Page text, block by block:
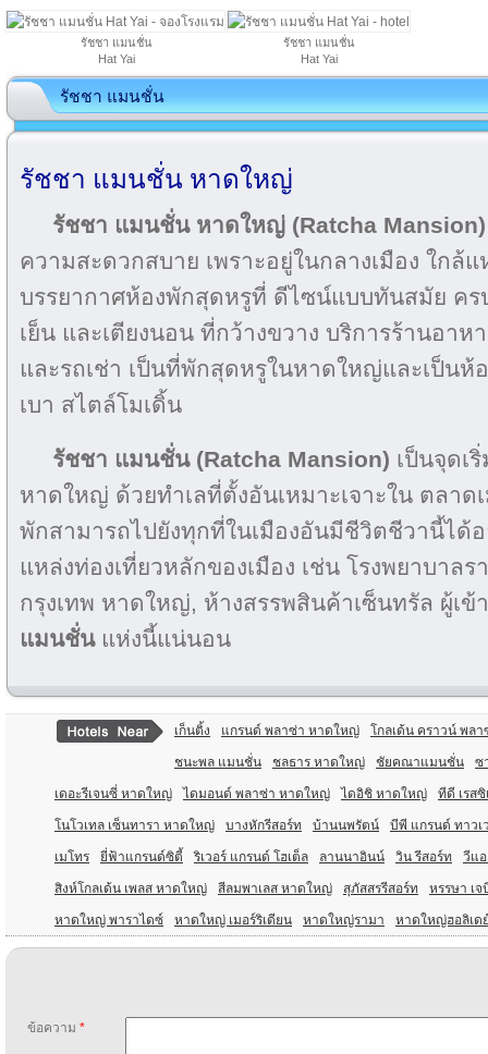
รัชชา แมนชั่น
Hat Yai
รัชชา แมนชั่น
Hat Yai
รัชชา แมนชั่น
รัชชา แมนชั่น หาดใหญ่
รัชชา แมนชั่น หาดใหญ่ (Ratcha Mansion)
ความสะดวกสบาย เพราะอยู่ในกลางเมือง ใกล้
บรรยากาศห้องพักสุดหรูที่ ดีไซน์แบบทันสมัย คร
เย็น และเตียงนอน ที่กว้างขวาง บริการร้านอา
และรถเช่า เป็นที่พักสุดหรูในหาดใหญ่และเป็นห้
เบา สไตล์โมเดิ้น
รัชชา แมนชั่น (Ratcha Mansion) เป็นจุดเ
หาดใหญ่ ด้วยทำเลที่ตั้งอันเหมาะเจาะใน ตลา
พักสามารถไปยังทุกที่ในเมืองอันมีชีวิตชีวานี้ได้
แหล่งท่องเที่ยวหลักของเมือง เช่น โรงพยาบาล
กรุงเทพ หาดใหญ่, ห้างสรรพสินค้าเซ็นทรัล ผู้เข้
แมนชั่น แห่งนี้แน่นอน
เก็นติ้ง แกรนด์ พลาซ่า หาดใหญ่ โกลเด้น คราวน์ พลา
ชนะพล แมนชั่น ชลธาร หาดใหญ่ ชัยคณาแมนชั่น ซ
เดอะรีเจนซี่ หาดใหญ่ ไดมอนด์ พลาซ่า หาดใหญ่ ไดอิชิ หาดใหญ่ ทีดี เรส
โนโวเทล เซ็นทารา หาดใหญ่ บางหักรีสอร์ท บ้านนพรัตน์ บีพี แกรนด์ ทาว
เมโทร ยี่ฟ้าแกรนด์ซิตี้ ริเวอร์ แกรนด์ โฮเต็ล ลานนาอินน์ วิน รีสอร์ท วีแ
สิงห์โกลเด้น เพลส หาดใหญ่ สีลมพาเลส หาดใหญ่ สุภัสสรรีสอร์ท หรรษา เ
หาดใหญ่ พาราไดซ์ หาดใหญ่ เมอร์ริเดียน หาดใหญ่รามา หาดใหญ่ฮอลิเด
ข้อความ *